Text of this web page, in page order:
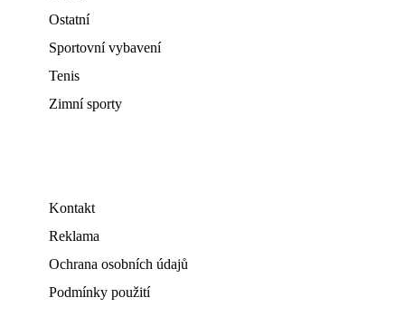
Ostatní
Sportovní vybavení
Tenis
Zimní sporty
Kontakt
Reklama
Ochrana osobních údajů
Podmínky použití